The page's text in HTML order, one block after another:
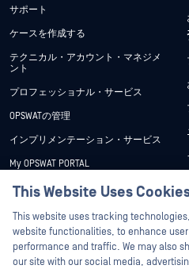
サポート
ケースを作成する
テクニカル・アカウント・マネジメ
ント
プロフェッショナル・サービス
OPSWATの管理
インプリメンテーション・サービス
My OPSWAT PORTAL
技術文書
トレーニング
脆弱性対策プログラム
パートナー
This Website Uses
This website uses tracking
website functionalities, to enhance
performance and traffic. We may also
our site with our social media,
Hey there!
I'm Ozzy, your
How can I
today?